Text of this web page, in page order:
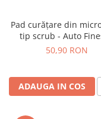
Pad curățare din
tip scrub - Auto
RevitaScrub Pad (Pack
50,90 RON
ADAUGA IN COS